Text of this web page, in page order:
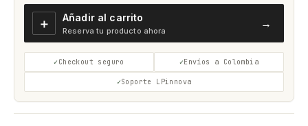
＋ Añadir al carrito
Reserva tu producto ahora
→
Checkout seguro Envíos a Colombia
Soporte LPinnova